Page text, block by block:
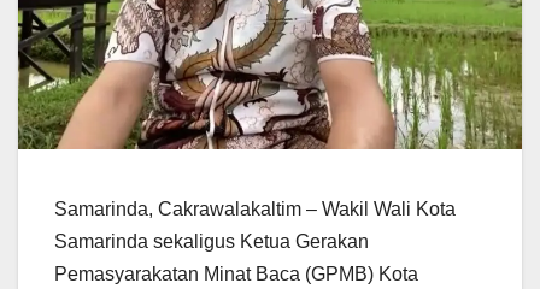
Samarinda, Cakrawalakaltim – Wakil Wali Kota
Samarinda sekaligus Ketua Gerakan
Pemasyarakatan Minat Baca (GPMB) Kota